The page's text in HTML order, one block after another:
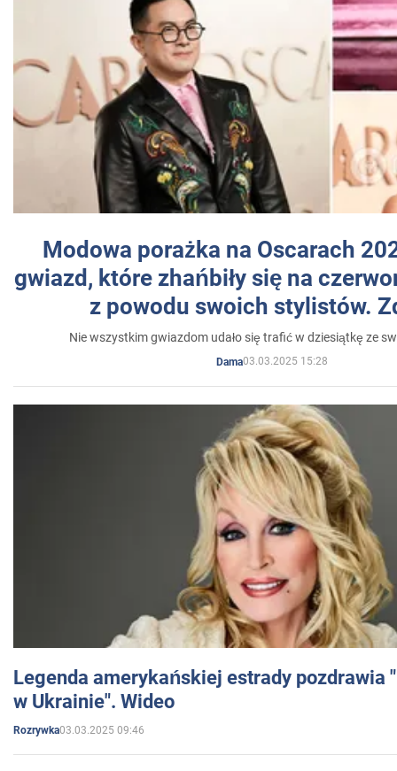
Modowa porażka na Oscarach
gwiazd, które zhańbiły się na
z powodu swoich stylistów.
Nie wszystkim gwiazdom udało się trafić w dziesiątkę ze
Dama03.03.2025 15:28
Legenda amerykańskiej estrady pozdrawia
w Ukrainie". Wideo
Rozrywka03.03.2025 09:46